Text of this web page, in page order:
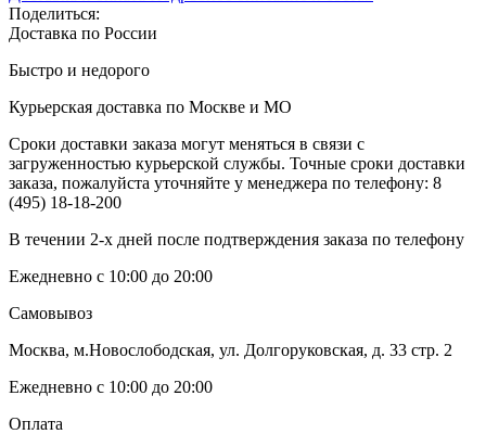
Поделиться:
Доставка по России
Быстро и недорого
Курьерская доставка по Москве и МО
Сроки доставки заказа могут меняться в связи с
загруженностью курьерской службы. Точные сроки доставки
заказа, пожалуйста уточняйте у менеджера по телефону: 8
(495) 18-18-200
В течении 2-х дней после подтверждения заказа по телефону
Ежедневно с 10:00 до 20:00
Самовывоз
Москва, м.Новослободская, ул. Долгоруковская, д. 33 стр. 2
Ежедневно с 10:00 до 20:00
Оплата